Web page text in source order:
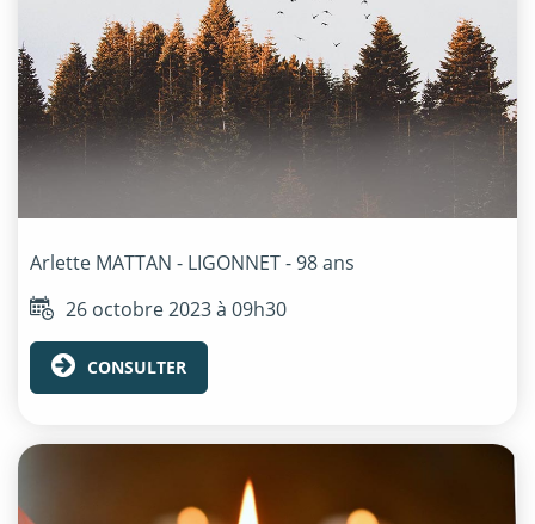
Arlette MATTAN - LIGONNET- 98 ans
26 octobre 2023 à 09h30
CONSULTER